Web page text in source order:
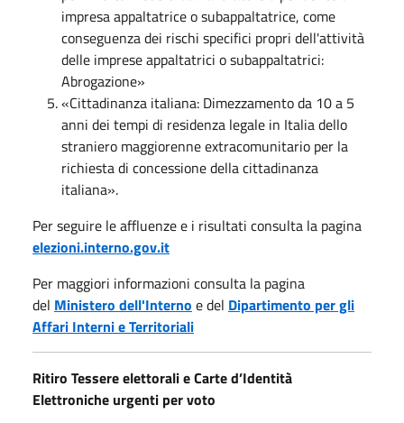
impresa appaltatrice o subappaltatrice, come
conseguenza dei rischi specifici propri dell'attività
delle imprese appaltatrici o subappaltatrici:
Abrogazione»
«Cittadinanza italiana: Dimezzamento da 10 a 5
anni dei tempi di residenza legale in Italia dello
straniero maggiorenne extracomunitario per la
richiesta di concessione della cittadinanza
italiana».
Per seguire le affluenze e i risultati consulta la pagina
elezioni.interno.gov.it
Per maggiori informazioni consulta la pagina
del Ministero dell'Interno e del Dipartimento per gli
Affari Interni e Territoriali
Ritiro Tessere elettorali e Carte d’Identità
Elettroniche urgenti per voto